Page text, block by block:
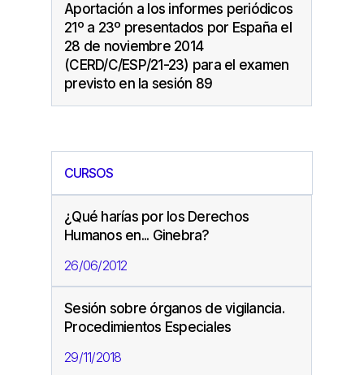
Aportación a los informes periódicos
21º a 23º presentados por España el
28 de noviembre 2014
(CERD/C/ESP/21-23) para el examen
previsto en la sesión 89
CURSOS
¿Qué harías por los Derechos
Humanos en... Ginebra?
26/06/2012
Sesión sobre órganos de vigilancia.
Procedimientos Especiales
29/11/2018